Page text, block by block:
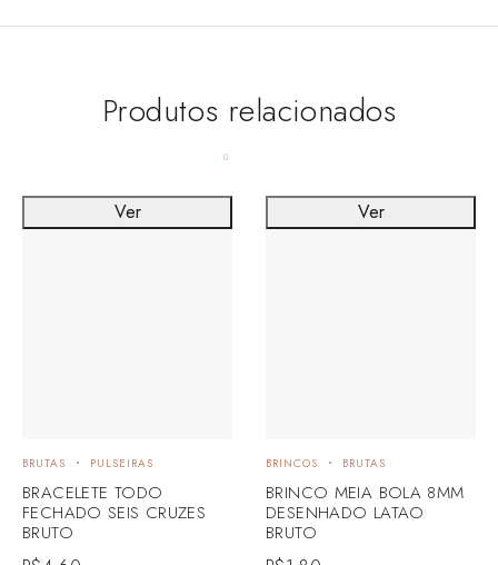
Produtos relacionados
BRUTAS PULSEIRAS
BRACELETE TODO
FECHADO SEIS CRUZES
BRUTO
Ver
BRINCOS BRUTAS
BRINCO MEIA BOLA 8MM
DESENHADO LATAO
BRUTO
Ver